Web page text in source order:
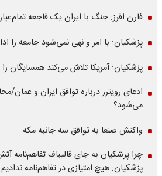
فارن افرز: جنگ با ایران یک فاجعه
پزشکیان: با امر و نهی نمی‌شود جامعه را
پزشکیان: آمریکا تلاش می‌کند همسایگان
ادعای رویترز درباره توافق ایران و عمان/
می‌شود؟
واکنش صنعا به توافق سه جانبه مکه
چرا پزشکیان به جای قالیباف تفاهم‌نامه
پزشکیان: هیچ امتیازی در تفاهم‌نامه ندادیم